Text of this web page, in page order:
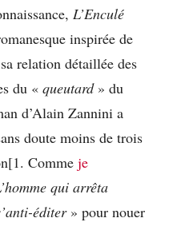
L’Enculé
inspirée de
relation détaillée des
du « queutard » du
d’Alain Zannini a
doute moins de trois
Comme je
qui arrêta
éditer» pour nouer